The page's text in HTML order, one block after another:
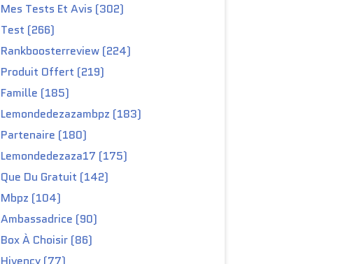
Mes Tests Et Avis (302)
Test (266)
Rankboosterreview (224)
Produit Offert (219)
Famille (185)
Lemondedezazambpz (183)
Partenaire (180)
Lemondedezaza17 (175)
Que Du Gratuit (142)
Mbpz (104)
Ambassadrice (90)
Box À Choisir (86)